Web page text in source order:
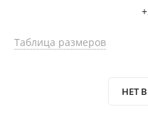
Таблица размеров
НЕТ